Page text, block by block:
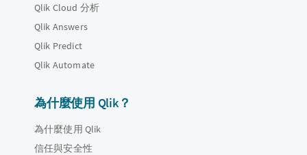
Qlik Cloud 分析
Qlik Answers
Qlik Predict
Qlik Automate
為什麼使用 Qlik？
為什麼使用 Qlik
信任與安全性